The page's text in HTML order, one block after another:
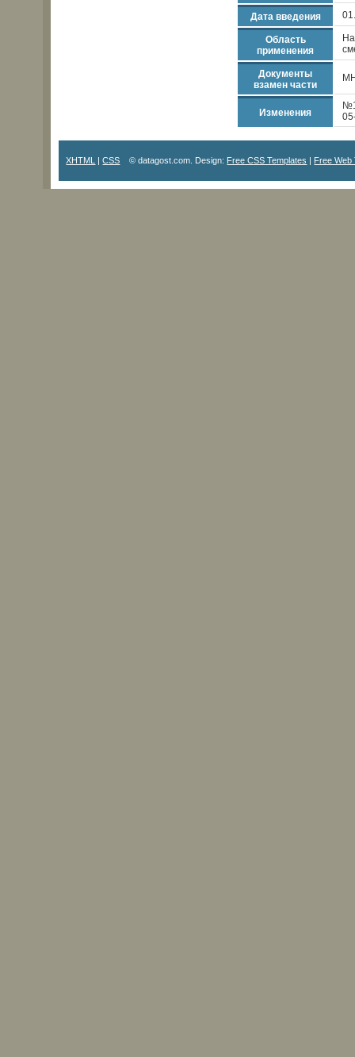
Дата введения
Область
применения
Документы
взамен части
Изменения
XHTML |CSS © datagost.com. Design: Free CSS Templates | Free Web